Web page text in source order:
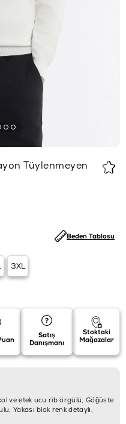
Tüylenmeyen
3XL
Beden Tablosu
Satış
Danışmanı
Stoktaki
Mağazalar
ve etek ucu rib örgülü, Göğüste
Yakası blok renk detaylı,